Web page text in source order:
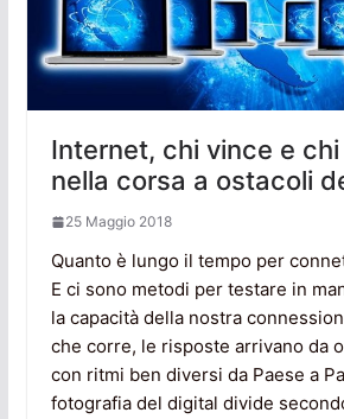
Internet, chi vince e
nella corsa a ostacoli
25 Maggio 2018
Quanto è lungo il tempo per
E ci sono metodi per testare in
la capacità della nostra
che corre, le risposte arrivano da
con ritmi ben diversi da Paese a
fotografia del digital divide